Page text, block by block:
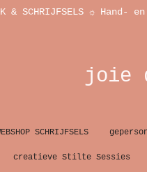
& SCHRIJFSELS ☼
joie
SCHRIJFSELS
creatieve Stilte Sessies